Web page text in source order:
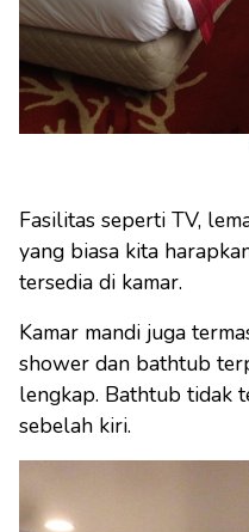
Fasilitas seperti TV,
yang biasa kita
tersedia di kamar.
Kamar mandi juga
shower dan bathtub
lengkap. Bathtub tidak
sebelah kiri.